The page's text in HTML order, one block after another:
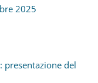
2025
presentazione del